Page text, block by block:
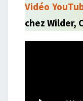
Vidéo
chez Wilder,